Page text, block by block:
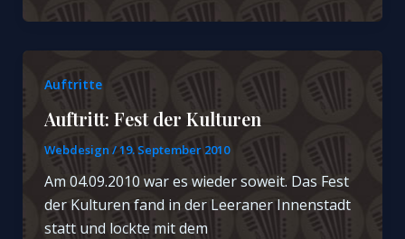
Auftritte
Auftritt: Fest der Kulturen
Webdesign /19. September 2010
Am 04.09.2010 war es wieder soweit. Das Fest
der Kulturen fand in der Leeraner Innenstadt
statt und lockte mit dem